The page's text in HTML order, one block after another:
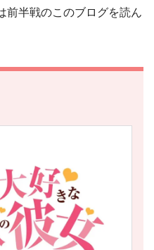
前半戦のこのブログを読ん